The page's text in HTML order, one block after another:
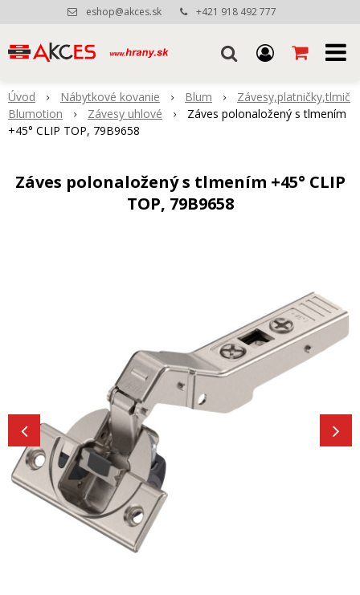
eshop@akces.sk +421 918 492 777
Úvod Nábytkové kovanie Blum
Závesy,platničky,tlmič
Blumotion
Závesy uhlové
Záves polonaložený s tlmením
+45° CLIP TOP, 79B9658
Záves polonaložený s tlmením +45° CLIP
TOP, 79B9658